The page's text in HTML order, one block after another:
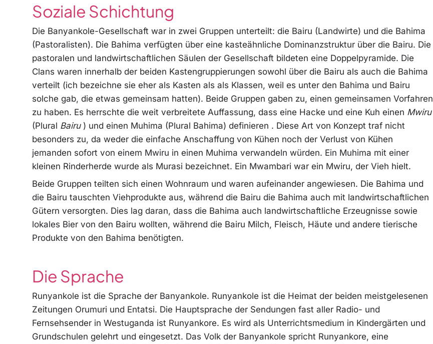
Soziale Schichtung
Die Banyankole-Gesellschaft war in zwei Gruppen unterteilt: die Bairu (Landwirte) und die Bahima
(Pastoralisten). Die Bahima verfügten über eine kasteähnliche Dominanzstruktur über die Bairu. Die
pastoralen und landwirtschaftlichen Säulen der Gesellschaft bildeten eine Doppelpyramide. Die
Clans waren innerhalb der beiden Kastengruppierungen sowohl über die Bairu als auch die Bahima
verteilt (ich bezeichne sie eher als Kasten als als Klassen, weil es unter den Bahima und Bairu
solche gab, die etwas gemeinsam hatten). Beide Gruppen gaben zu, einen gemeinsamen Vorfahren
zu haben. Es herrschte die weit verbreitete Auffassung, dass eine Hacke und eine Kuh einen Mwiru
(Plural Bairu ) und einen Muhima (Plural Bahima) definieren . Diese Art von Konzept traf nicht
besonders zu, da weder die einfache Anschaffung von Kühen noch der Verlust von Kühen
jemanden sofort von einem Mwiru in einen Muhima verwandeln würden. Ein Muhima mit einer
kleinen Rinderherde wurde als Murasi bezeichnet. Ein Mwambari war ein Mwiru, der Vieh hielt.
Beide Gruppen teilten sich einen Wohnraum und waren aufeinander angewiesen. Die Bahima und
die Bairu tauschten Viehprodukte aus, während die Bairu die Bahima auch mit landwirtschaftlichen
Gütern versorgten. Dies lag daran, dass die Bahima auch landwirtschaftliche Erzeugnisse sowie
lokales Bier von den Bairu wollten, während die Bairu Milch, Fleisch, Häute und andere tierische
Produkte von den Bahima benötigten.
Die Sprache
Runyankole ist die Sprache der Banyankole. Runyankole ist die Heimat der beiden meistgelesenen
Zeitungen Orumuri und Entatsi. Die Hauptsprache der Sendungen fast aller Radio- und
Fernsehsender in Westuganda ist Runyankore. Es wird als Unterrichtsmedium in Kindergärten und
Grundschulen gelehrt und eingesetzt. Das Volk der Banyankole spricht Runyankore, eine